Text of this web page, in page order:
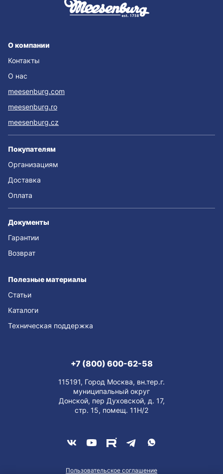
О компании
Контакты
О нас
meesenburg.com
meesenburg.ro
meesenburg.cz
Покупателям
Организациям
Доставка
Оплата
Документы
Гарантии
Возврат
Полезные материалы
Статьи
Каталоги
Техническая поддержка
+7 (800) 600-62-58
115191, Город Москва, вн.тер.г.
муниципальный округ
Донской, пер Духовской, д. 17,
стр. 15, помещ. 11Н/2
Пользовательское соглашение